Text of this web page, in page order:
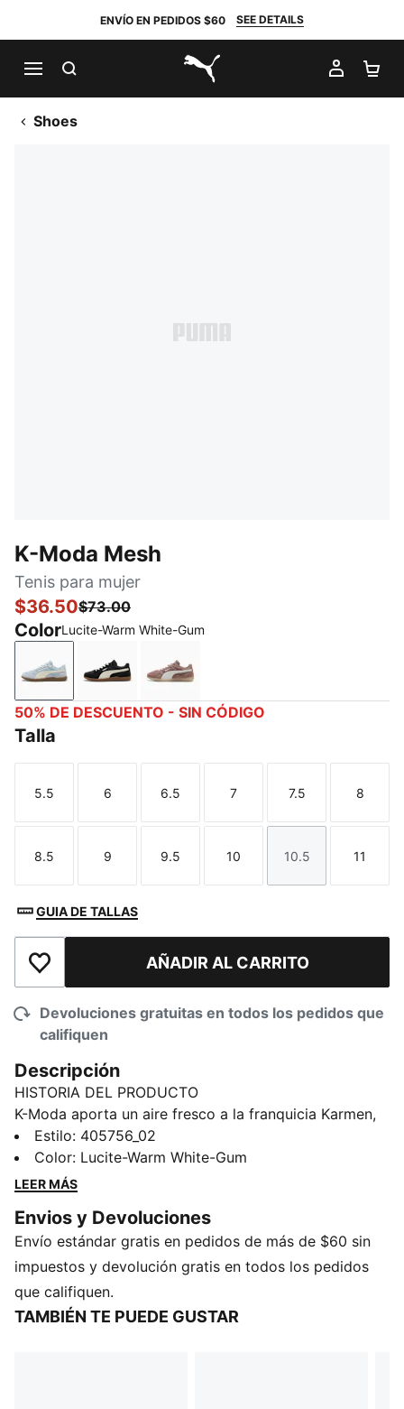
ENVÍO EN PEDIDOS $60 SEE DETAILS
PUMA.com
MI
Shoes
K-Moda Mesh
Tenis para mujer
$36.50$73.00
ColorLucite-Warm White-Gum
Lucite-Warm White-Gum
PUMA Black-Warm White-Gum
Sandstone-PUMA White
50% DE DESCUENTO - SIN CÓDIGO
Talla
Talla
5.5
Talla
6
Talla
6.5
Talla
7
Talla
7.5
Talla
8
Talla
8.5
Talla
9
Talla
9.5
Talla
10
Talla
10.5
Talla
11
GUIA DE TALLAS
Añadir a la lista de deseosAÑADIR AL CARRITO
Devoluciones gratuitas en todos los pedidos que
califiquen
Descripción
HISTORIA DEL PRODUCTO
K-Moda aporta un aire fresco a la franquicia Karmen,
un calzado deportivo de perfil bajo inspirado en el
tenis. Con un atractivo diario y un toque vanguardista,
destaca entre la multitud. Con raíces en el legado de
estilo natural con un toque moderno.
DETALLES
Ancho: regular
Tipo de puntera: redondeada
Cierre: cordones
Estilo: 405756_02
Color: Lucite-Warm White-Gum
LEER MÁS
Envios y Devoluciones
Envío estándar gratis en pedidos de más de $60 sin
impuestos y devolución gratis en todos los pedidos
que califiquen.
TAMBIÉN TE PUEDE GUSTAR